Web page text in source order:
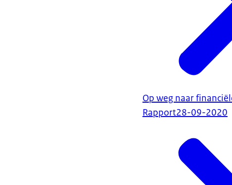
Op weg naar
Rapport28-09-2020